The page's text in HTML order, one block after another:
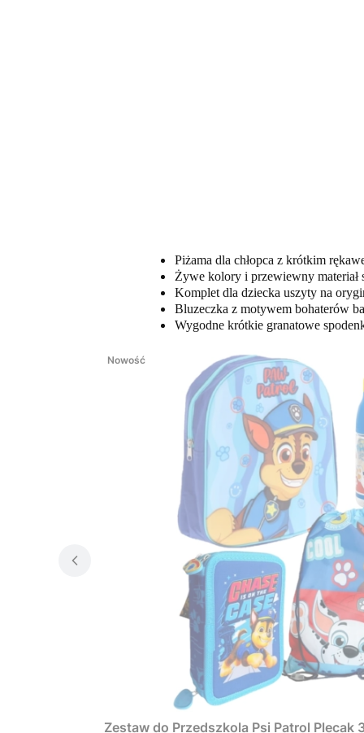
Piżama dla chłopca z krótkim
Żywe kolory i przewiewny materiał
Komplet dla dziecka uszyty na
Bluzeczka z motywem bohaterów
Wygodne krótkie granatowe
Nowość
Zestaw do Przedszkola Psi Patrol